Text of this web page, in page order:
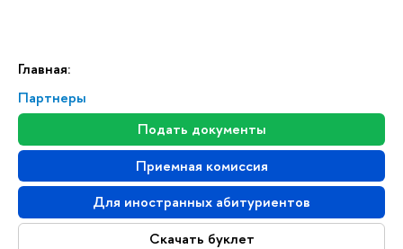
Главная:
Партнеры
Подать документы
Приемная комиссия
Для иностранных абитуриентов
Скачать буклет